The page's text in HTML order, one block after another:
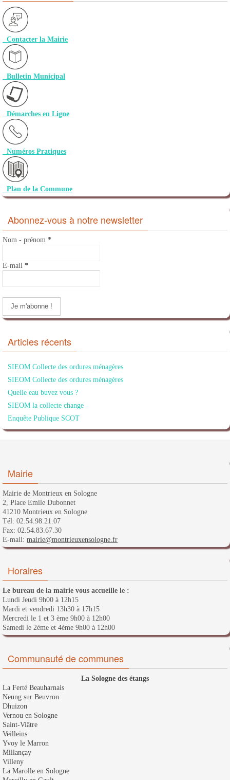
Contacter la Mairie
Bulletin Municipal
Démarches en Ligne
Numéros Pratiques
Plan de la Commune
Abonnez-vous à notre newsletter
Nom - prénom *
E-mail *
Articles récents
SIEOM Collecte des ordures ménagères
SIEOM Collecte des ordures ménagères
Quelle eau buvez vous ?
SIEOM la collecte change
Enquête Publique SCOT
Mairie
Mairie de Montrieux en Sologne
2, Place Emile Dubonnet
41210 Montrieux en Sologne
Tél: 02.54.98.21.07
Fax: 02.54.83.67.30
E-mail: mairie@montrieuxensologne.fr
Horaires
Le bureau de la mairie vous accueille le :
Lundi Jeudi 9h00 à 12h15
Mardi et vendredi 13h30 à 17h15
Mercredi le 1 et 3 ème 9h00 à 12h00
Samedi le 2ème et 4ème 9h00 à 12h00
Communauté de communes
La Sologne des étangs
La Ferté Beauharnais
Neung sur Beuvron
Dhuizon
Vernou en Sologne
Saint-Viâtre
Veilleins
Yvoy le Marron
Millançay
Villeny
La Marolle en Sologne